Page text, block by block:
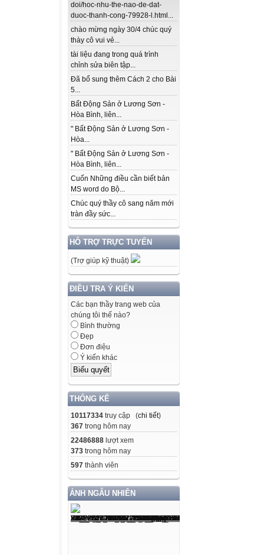
doi/hoc-nhu-the-nao-de-dat-
duoc-thanh-cong-79928-l.html...
chào mừng ngày 30/4 chúc quý
thày cô vui vẻ...
tài liệu đang trong quá trình
chỉnh sửa biên tập...
Đã bổ sung thêm Cách 2 cho Bài
5...
Bất Động Sản ở Lương Sơn -
Hòa Bình, liên...
" Bất Động Sản ở Lương Sơn -
Hòa...
" Bất Động Sản ở Lương Sơn -
Hòa Bình, liên...
Cuốn Những điều cần biết bản
MS word do Bộ...
Chúc quý thầy cô sang năm mới
tràn đầy sức...
HỖ TRỢ TRỰC TUYẾN
(Trợ giúp kỹ thuật)
ĐIỀU TRA Ý KIẾN
Các bạn thầy trang web của
chúng tôi thế nào?
Bình thường
Đẹp
Đơn điệu
Ý kiến khác
THỐNG KÊ
10117334 truy cập (chi tiết)
367 trong hôm nay
22486888 lượt xem
373 trong hôm nay
597 thành viên
ẢNH NGẪU NHIÊN